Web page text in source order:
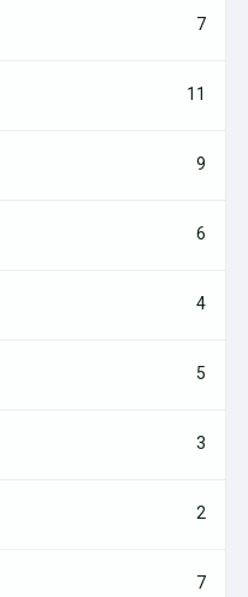
7
11
9
6
4
5
3
2
7